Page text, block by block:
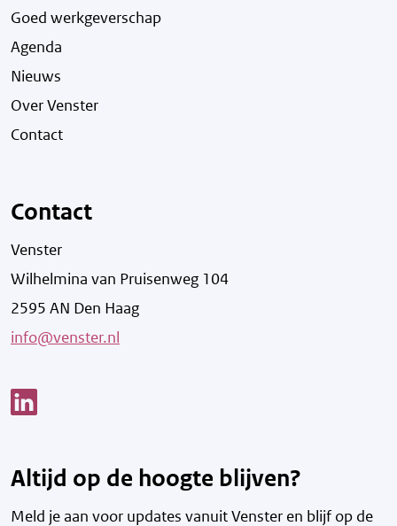
Goed werkgeverschap
Agenda
Nieuws
Over Venster
Contact
Contact
Venster
Wilhelmina van Pruisenweg 104
2595 AN Den Haag
info@venster.nl
Altijd op de hoogte blijven?
Meld je aan voor updates vanuit Venster en blijf op de